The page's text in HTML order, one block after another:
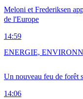
Meloni et Frederiksen
de l'Europe
14:59
Un nouveau feu de forêt
14:06
ENERGIE,